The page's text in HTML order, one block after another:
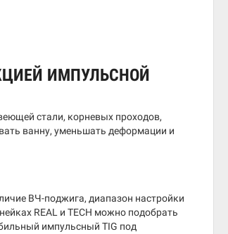
ИМПУЛЬСНОЙ
стали, корневых проходов,
ванну, уменьшать деформации и
ВЧ-поджига, диапазон настройки
REAL и TECH можно подобрать
импульсный TIG под